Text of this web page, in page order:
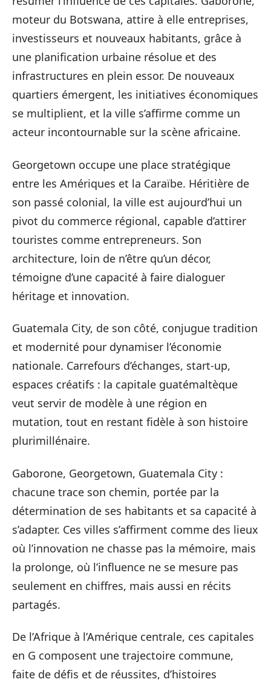
moteur du Botswana, attire à elle entreprises,
investisseurs et nouveaux habitants, grâce à
une planification urbaine résolue et des
infrastructures en plein essor. De nouveaux
quartiers émergent, les initiatives économiques
se multiplient, et la ville s’affirme comme un
acteur incontournable sur la scène africaine.
Georgetown occupe une place stratégique
entre les Amériques et la Caraïbe. Héritière de
son passé colonial, la ville est aujourd’hui un
pivot du commerce régional, capable d’attirer
touristes comme entrepreneurs. Son
architecture, loin de n’être qu’un décor,
témoigne d’une capacité à faire dialoguer
héritage et innovation.
Guatemala City, de son côté, conjugue tradition
et modernité pour dynamiser l’économie
nationale. Carrefours d’échanges, start-up,
espaces créatifs : la capitale guatémaltèque
veut servir de modèle à une région en
mutation, tout en restant fidèle à son histoire
plurimillénaire.
Gaborone, Georgetown, Guatemala City :
chacune trace son chemin, portée par la
détermination de ses habitants et sa capacité à
s’adapter. Ces villes s’affirment comme des lieux
où l’innovation ne chasse pas la mémoire, mais
la prolonge, où l’influence ne se mesure pas
seulement en chiffres, mais aussi en récits
partagés.
De l’Afrique à l’Amérique centrale, ces capitales
en G composent une trajectoire commune,
faite de défis et de réussites, d’histoires